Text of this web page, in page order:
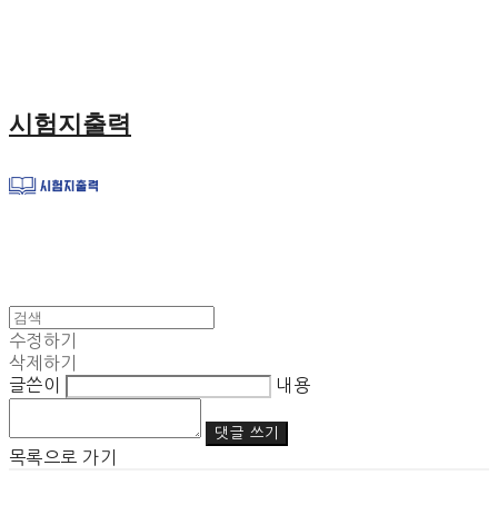
시험지출력
수정하기
삭제하기
글쓴이
내용
댓글 쓰기
목록으로 가기